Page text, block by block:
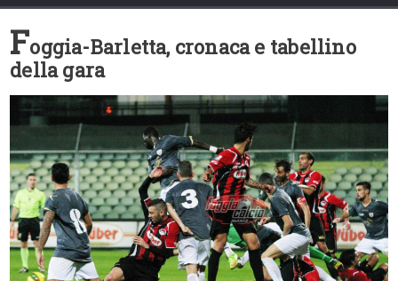
Foggia-Barletta, cronaca e tabellino
della gara